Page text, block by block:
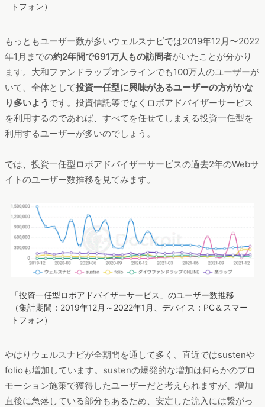
トフォン）
もっともユーザー数が多いウェルスナビでは2019年12月〜2022
年1月までの約2年間で691万人もの訪問者がいたことが分かり
ます。大和ファンドラップオンラインでも100万人のユーザーが
いて、全体として投資一任型に興味があるユーザーの方がかな
り多いよう です。投資信託等でなくロボアドバイザーサービス
を利用するのであれば、すべてを任せてしまえる投資一任型を
利用するユーザーが多いのでしょう。
では、投資一任型ロボアドバイザーサービスの過去2年のWebサ
イトのユーザー数推移を見てみます。
「投資一任型ロボアドバイザーサービス」のユーザー数推移
（集計期間：2019年12月～2022年1月、デバイス：PC＆スマー
トフォン）
やはりウェルスナビが全期間を通して多く、直近ではsustenや
folioも増加しています。sustenの爆発的な増加は何らかのプロ
モーション施策で獲得したユーザーだと考えられますが、増加
直後に急落している部分もあるため、安定した流入には繋がっ